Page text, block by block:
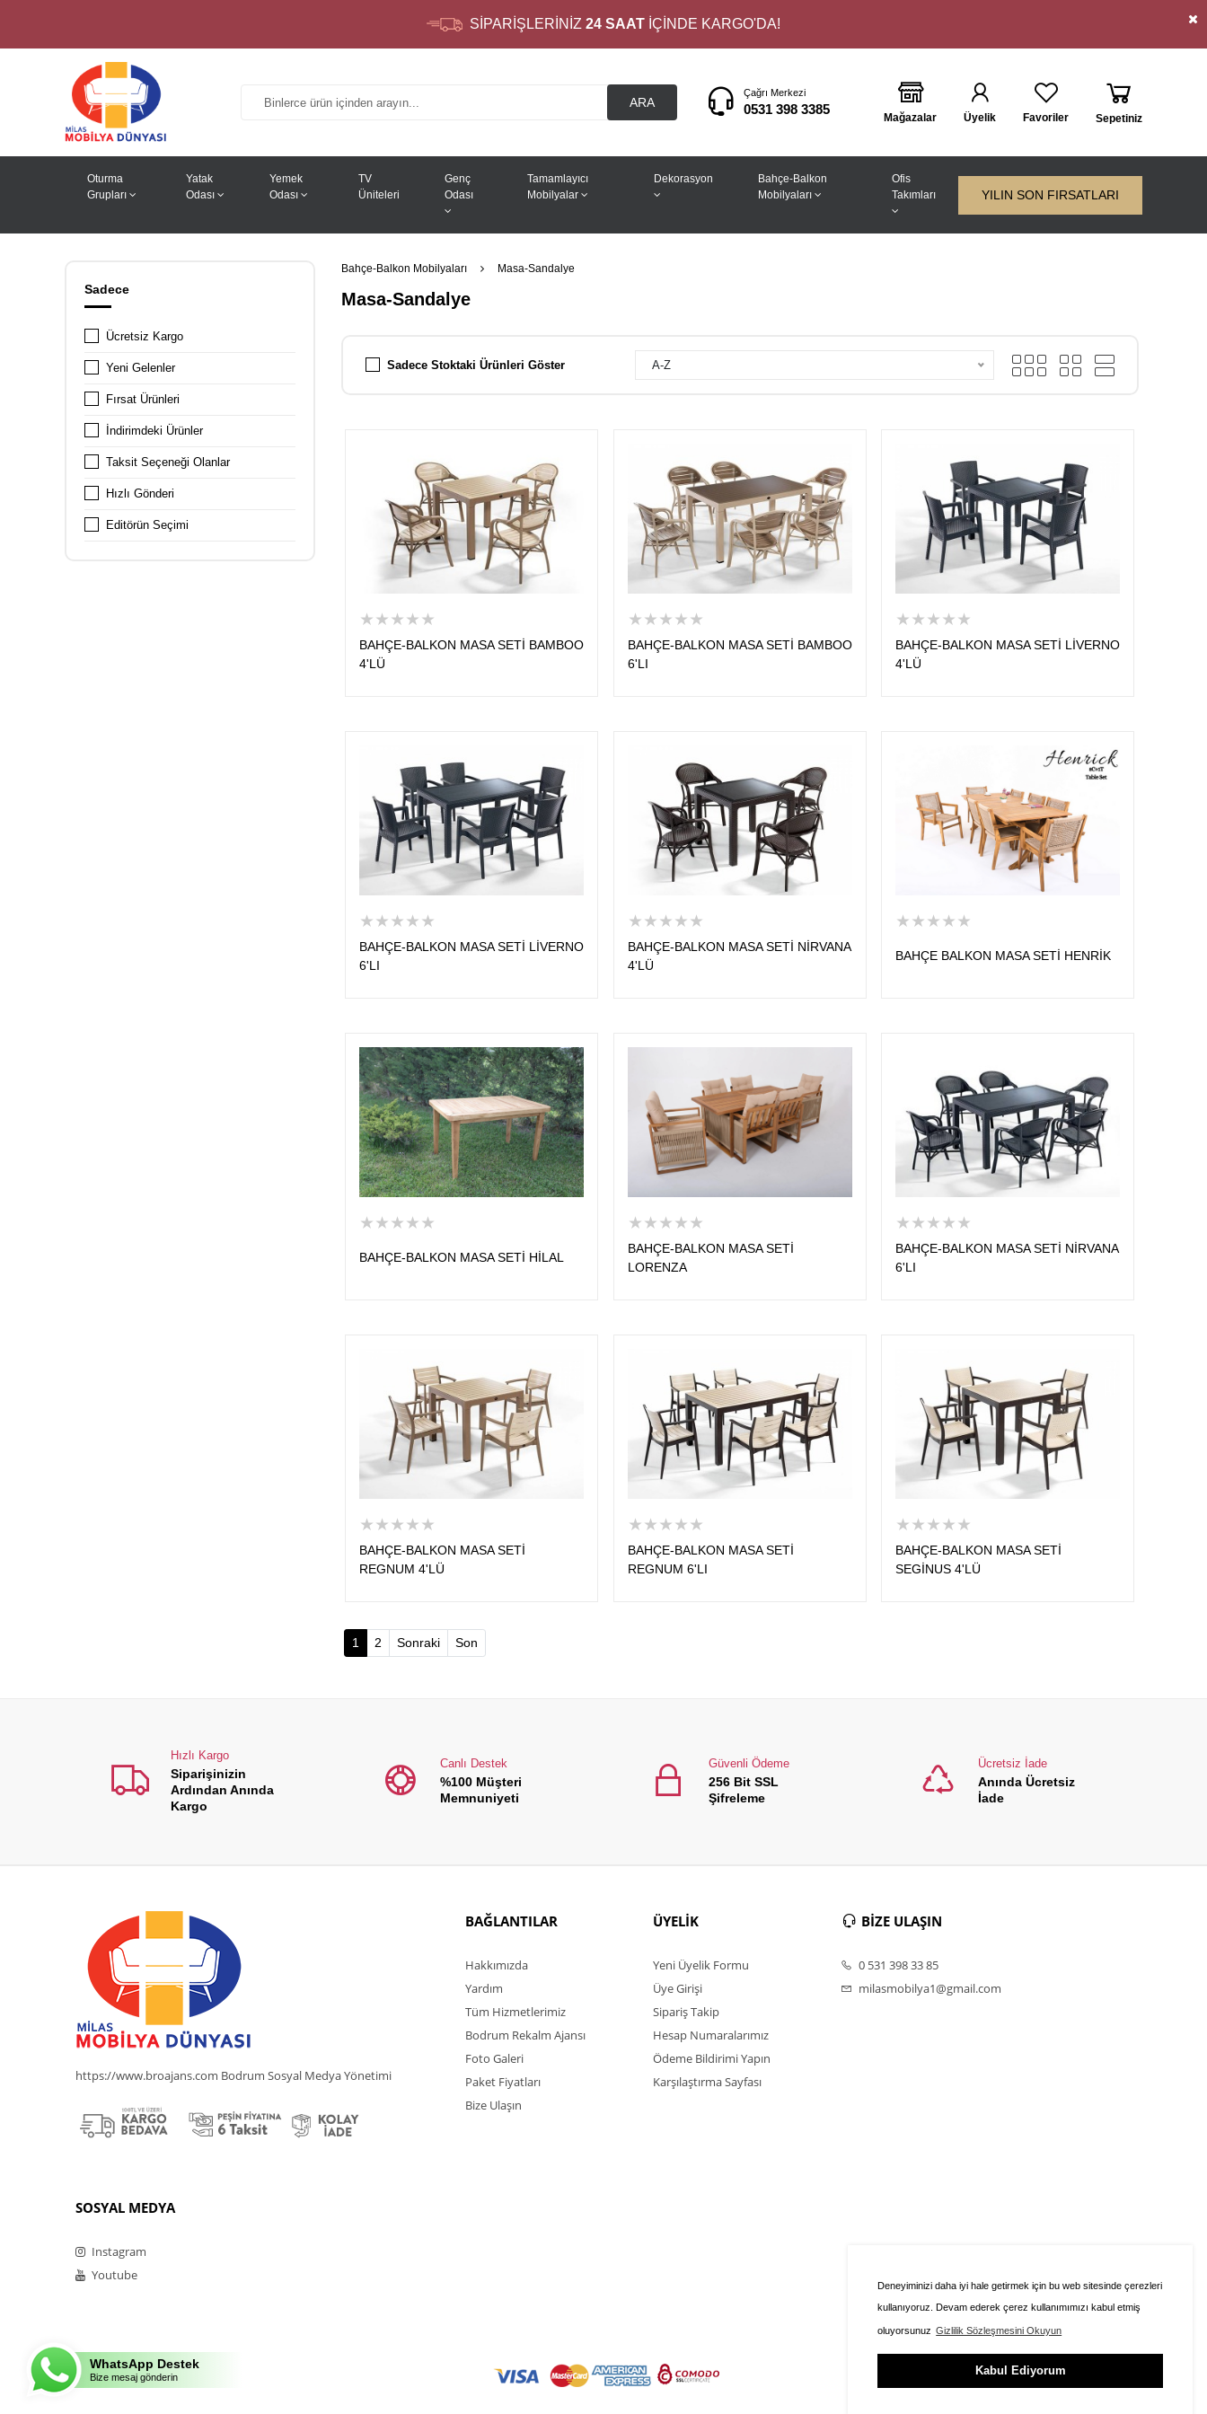
Deneyiminizi daha iyi hale getirmek için bu web sitesinde çerezleri
kullanıyoruz. Devam ederek çerez kullanımımızı kabul etmiş
oluyorsunuz Gizlilik Sözleşmesini Okuyun
Kabul Ediyorum
SİPARİŞLERİNİZ 24 SAAT İÇİNDE KARGO'DA!
ARA
Çağrı Merkezi
0531 398 3385
Mağazalar Üyelik Favoriler Sepetiniz
Oturma
Grupları
Yatak
Odası
Yemek
Odası
TV
Üniteleri
Genç
Odası
Tamamlayıcı
Mobilyalar
Dekorasyon
Bahçe-Balkon
Mobilyaları
Ofis
Takımları
YILIN SON FIRSATLARI
Sadece
Ücretsiz Kargo
Yeni Gelenler
Fırsat Ürünleri
İndirimdeki Ürünler
Taksit Seçeneği Olanlar
Hızlı Gönderi
Editörün Seçimi
Bahçe-Balkon Mobilyaları Masa-Sandalye
Masa-Sandalye
Sadece Stoktaki Ürünleri Göster A-Z
★★★★★
BAHÇE-BALKON MASA SETİ BAMBOO
4'LÜ
★★★★★
BAHÇE-BALKON MASA SETİ BAMBOO
6'LI
★★★★★
BAHÇE-BALKON MASA SETİ LİVERNO
4'LÜ
★★★★★
BAHÇE-BALKON MASA SETİ LİVERNO
6'LI
★★★★★
BAHÇE-BALKON MASA SETİ NİRVANA
4'LÜ
★★★★★
BAHÇE BALKON MASA SETİ HENRİK
★★★★★
BAHÇE-BALKON MASA SETİ HİLAL
★★★★★
BAHÇE-BALKON MASA SETİ
LORENZA
★★★★★
BAHÇE-BALKON MASA SETİ NİRVANA
6'LI
★★★★★
BAHÇE-BALKON MASA SETİ
REGNUM 4'LÜ
★★★★★
BAHÇE-BALKON MASA SETİ
REGNUM 6'LI
★★★★★
BAHÇE-BALKON MASA SETİ
SEGİNUS 4'LÜ
1 (current)
2 Sonraki Son
Hızlı Kargo
Siparişinizin
Ardından Anında
Kargo
Canlı Destek
%100 Müşteri
Memnuniyeti
Güvenli Ödeme
256 Bit SSL
Şifreleme
Ücretsiz İade
Anında Ücretsiz
İade
https://www.broajans.com Bodrum Sosyal Medya Yönetimi
BAĞLANTILAR
Hakkımızda
Yardım
Tüm Hizmetlerimiz
Bodrum Rekalm Ajansı
Foto Galeri
Paket Fiyatları
Bize Ulaşın
ÜYELİK
Yeni Üyelik Formu
Üye Girişi
Sipariş Takip
Hesap Numaralarımız
Ödeme Bildirimi Yapın
Karşılaştırma Sayfası
BİZE ULAŞIN
0 531 398 33 85
milasmobilya1@gmail.com
SOSYAL MEDYA
Instagram
Youtube
WhatsApp Destek
Bize mesaj gönderin